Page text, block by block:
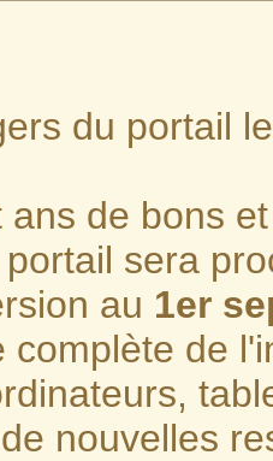
du portail
ans de bons
sera
au 1er
complète de
nouvelles